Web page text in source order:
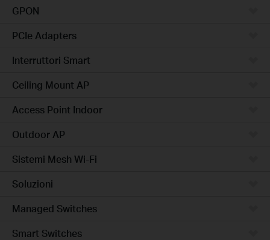
GPON
PCIe Adapters
Interruttori Smart
Ceiling Mount AP
Access Point Indoor
Outdoor AP
Sistemi Mesh Wi-Fi
Soluzioni
Managed Switches
Smart Switches